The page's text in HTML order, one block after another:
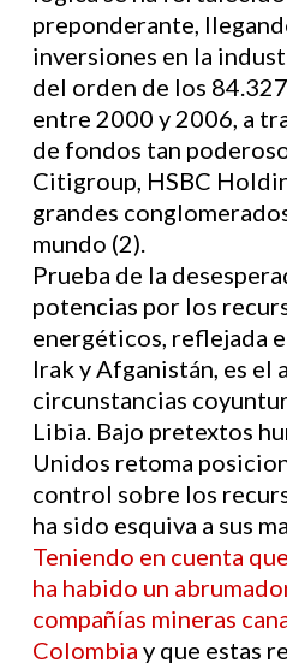
preponderante,
inversiones en la
del orden de los
entre 2000 y 2006, a
de fondos tan
Citigroup, HSBC
grandes
mundo (2).
Prueba de la
potencias por los
energéticos, reflejada
Irak y Afganistán, es el
circunstancias
Libia. Bajo pretextos
Unidos retoma
control sobre los
ha sido esquiva a sus
Teniendo en cuenta
ha habido un
compañías mineras
Colombia y que estas